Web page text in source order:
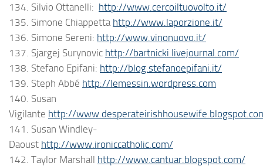
134. Silvio Ottanelli: http://www.cercoiltuovolto.it/
135. Simone Chiappetta http://www.laporzione.it/
136. Simone Sereni: http://www.vinonuovo.it/
137. Sjargej Surynovic http://bartnicki.livejournal.com/
138. Stefano Epifani: http://blog.stefanoepifani.it/
139. Steph Abbé http://lemessin.wordpress.com
140. Susan
Vigilante http://
141. Susan Windley-
Daoust http://www.ironiccatholic.com/
142. Taylor Marshall http://www.cantuar.blogspot.com/